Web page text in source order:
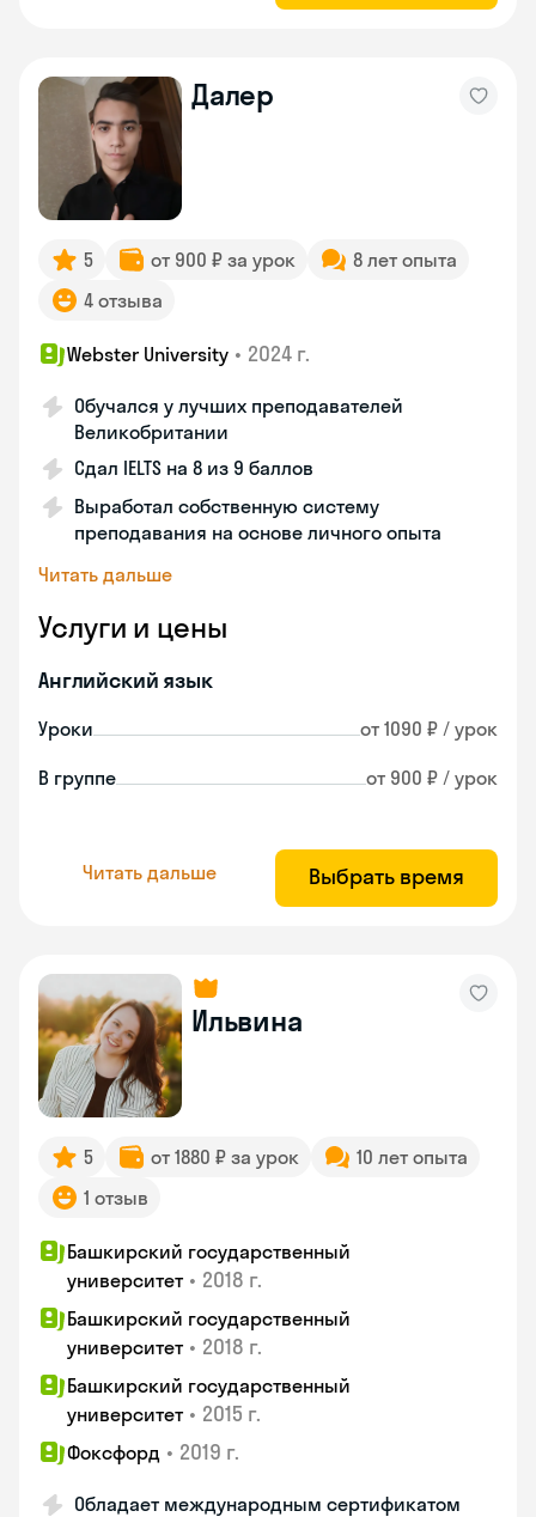
Далер
5 от 900 ₽ за урок
8 лет опыта
4 отзыва
Webster University • 2024 г.
Обучался у лучших преподавателей
Великобритании
Сдал IELTS на 8 из 9 баллов
Выработал собственную систему
преподавания на основе личного опыта
Читать дальше
Услуги и цены
Английский язык
Уроки от 1090 ₽ / урок
В группе от 900 ₽ / урок
Читать дальше Выбрать время
Ильвина
5 от 1880 ₽ за урок
10 лет опыта
1 отзыв
Башкирский государственный
университет • 2018 г.
Башкирский государственный
университет • 2018 г.
Башкирский государственный
университет • 2015 г.
Фоксфорд • 2019 г.
Обладает международным сертификатом